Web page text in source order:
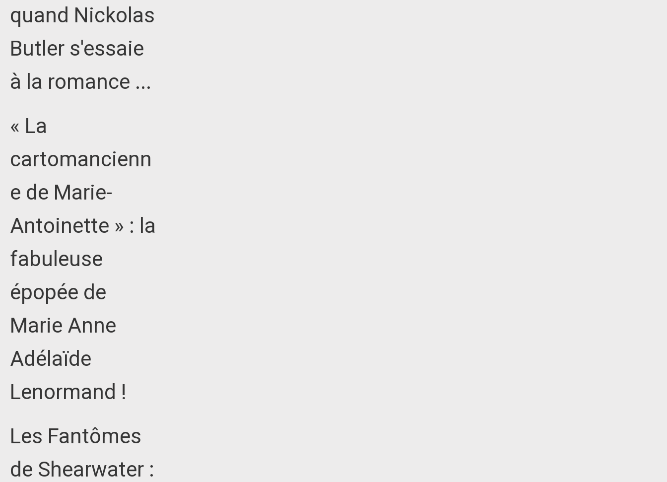
quand Nickolas
Butler s'essaie
à la romance ...
« La
cartomancienn
e de Marie-
Antoinette » : la
fabuleuse
épopée de
Marie Anne
Adélaïde
Lenormand !
Les Fantômes
de Shearwater :